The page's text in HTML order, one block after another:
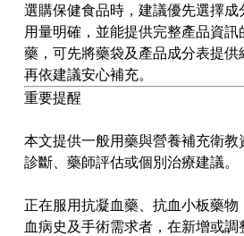
選購保健食品時，建議優先選擇成
用量明確，並能提供完整產品資訊
藥，可先將藥袋及產品成分表提供
再依建議安心補充。
重要提醒
本文提供一般用藥與營養補充衛教
診斷、藥師評估或個別治療建議。
正在服用抗凝血藥、抗血小板藥物
血病史及手術需求者，在新增或調